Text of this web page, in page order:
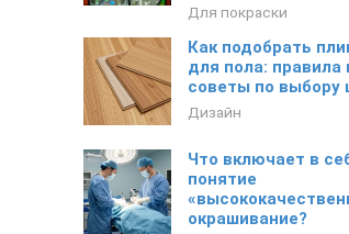
Для покраски
Как подобрать
для пола: правила
советы по выбору
Дизайн
Что включает в
понятие
окрашивание?